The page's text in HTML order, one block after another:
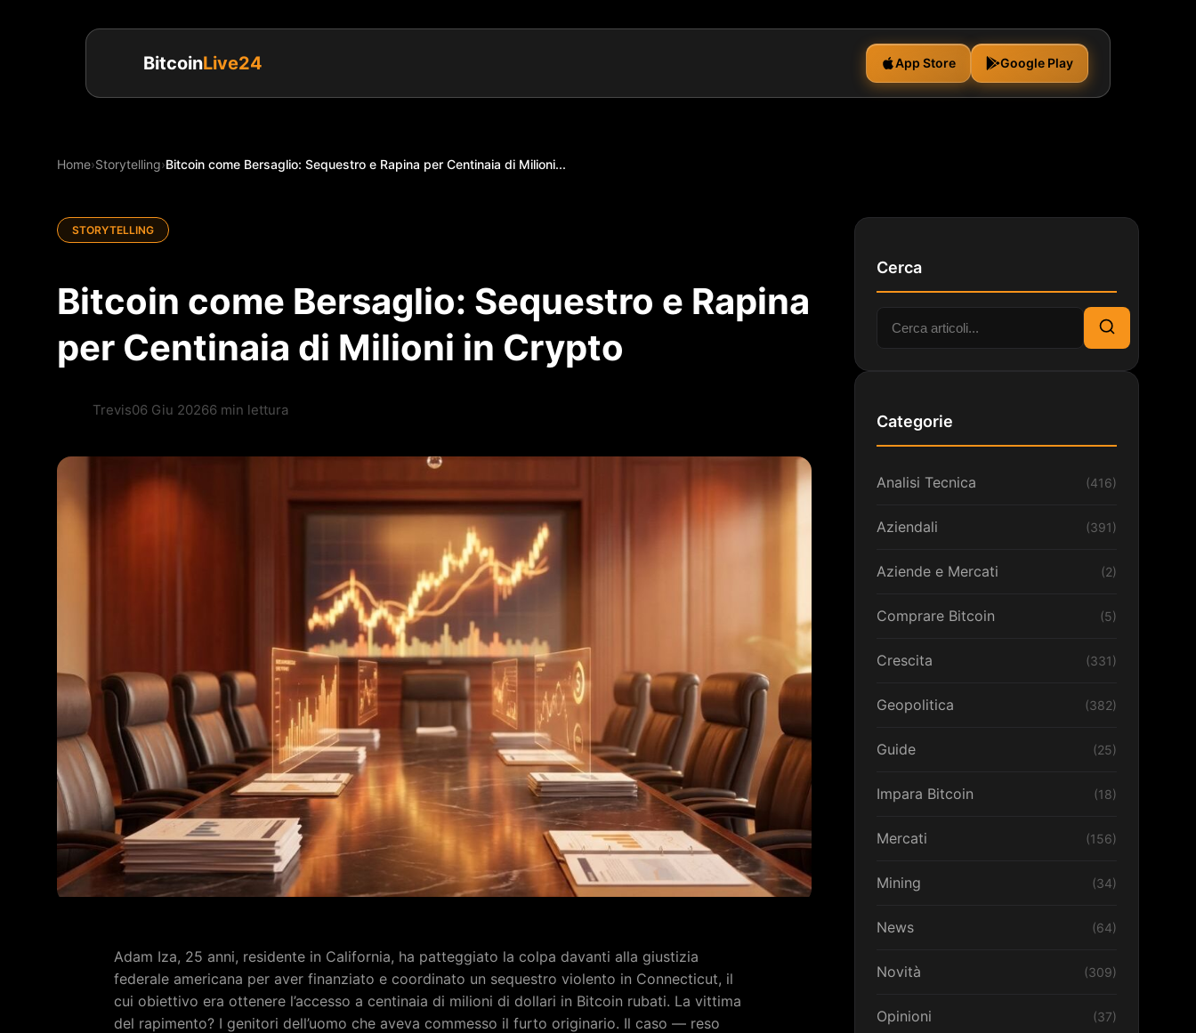
BitcoinLive24 App Store Google Play
Home›Storytelling›Bitcoin come Bersaglio: Sequestro e Rapina per Centinaia di Milioni...
STORYTELLING
Bitcoin come Bersaglio: Sequestro e Rapina
per Centinaia di Milioni in Crypto
Trevis06 Giu 20266 min lettura
Adam Iza, 25 anni, residente in California, ha patteggiato la colpa davanti alla giustizia
federale americana per aver finanziato e coordinato un sequestro violento in Connecticut, il
cui obiettivo era ottenere l’accesso a centinaia di milioni di dollari in Bitcoin rubati. La vittima
del rapimento? I genitori dell’uomo che aveva commesso il furto originario. Il caso — reso
Cerca
Cerca:
Cerca
Categorie
Analisi Tecnica (416)
Aziendali (391)
Aziende e Mercati (2)
Comprare Bitcoin (5)
Crescita (331)
Geopolitica (382)
Guide (25)
Impara Bitcoin (18)
Mercati (156)
Mining (34)
News (64)
Novità (309)
Opinioni (37)